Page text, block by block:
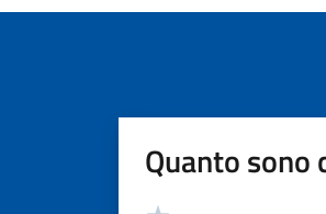
Quanto sono
Valutazione